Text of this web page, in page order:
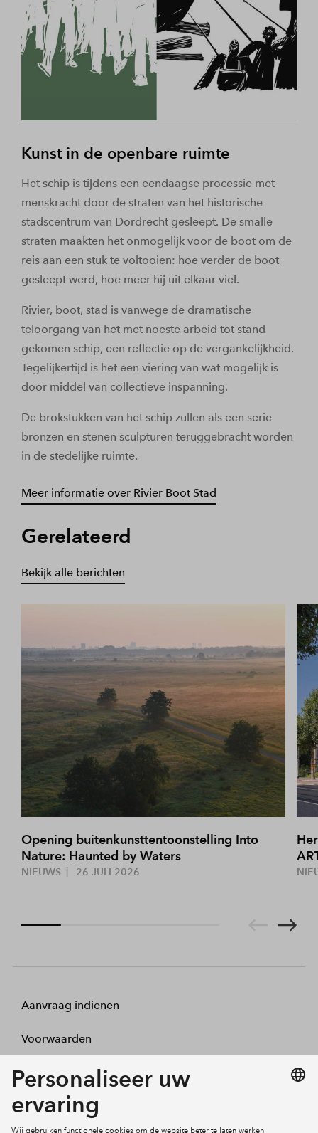
Kunst in de openbare ruimte
Het schip is tijdens een eendaagse processie met
menskracht door de straten van het historische
stadscentrum van Dordrecht gesleept. De smalle
straten maakten het onmogelijk voor de boot om de
reis aan een stuk te voltooien: hoe verder de boot
gesleept werd, hoe meer hij uit elkaar viel.
Rivier, boot, stad is vanwege de dramatische
teloorgang van het met noeste arbeid tot stand
gekomen schip, een reflectie op de vergankelijkheid.
Tegelijkertijd is het een viering van wat mogelijk is
door middel van collectieve inspanning.
De brokstukken van het schip zullen als een serie
bronzen en stenen sculpturen teruggebracht worden
in de stedelijke ruimte.
Meer informatie over Rivier Boot Stad
Gerelateerd
Bekijk alle berichten
Opening buitenkunsttentoonstelling Into
Nature: Haunted by Waters
NIEUWS 26 JULI 2026
Aanvraag indienen
Voorwaarden
Projecten